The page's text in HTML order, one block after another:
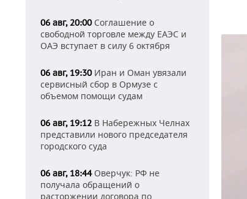
06 авг, 20:00Соглашение о
свободной торговле между ЕАЭС и
ОАЭ вступает в силу 6 октября
06 авг, 19:30Иран и Оман увязали
сервисный сбор в Ормузе с
объемом помощи судам
06 авг, 19:12 В Набережных Челнах
представили нового председателя
городского суда
06 авг, 18:44Оверчук: РФ не
получала обращений о
расторжении договора по